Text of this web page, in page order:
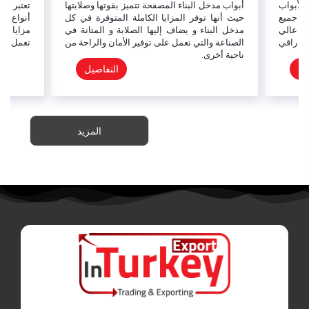
جميع
عالي
و راقي
أبواب مدخل البناء المصفحة تتميز بقوتها وصلابتها
حيث أنها توفر المزايا الكاملة المتوفرة في كل
مدخل البناء و يضاف إليها الصلابة و المتانة في
الصناعة والتي تعمل على توفير الأمان والراحة من
ناحية أخرى.
التفاصيل
تعتبر
أنواع
مزايا
تعمل
المزيد